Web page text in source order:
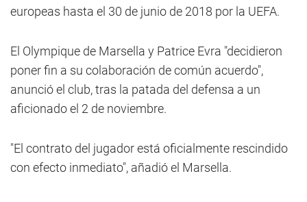
europeas hasta el 30 de junio de 2018 por la UEFA.
El Olympique de Marsella y Patrice Evra "decidieron
poner fin a su colaboración de común acuerdo",
anunció el club, tras la patada del defensa a un
aficionado el 2 de noviembre.
"El contrato del jugador está oficialmente rescindido
con efecto inmediato", añadió el Marsella.